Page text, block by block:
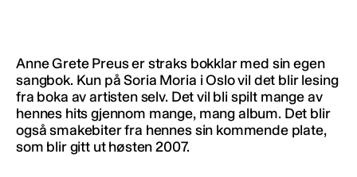
Anne Grete Preus er straks bokklar med sin egen
sangbok. Kun på Soria Moria i Oslo vil det blir lesing
fra boka av artisten selv. Det vil bli spilt mange av
hennes hits gjennom mange, mang album. Det blir
også smakebiter fra hennes sin kommende plate,
som blir gitt ut høsten 2007.